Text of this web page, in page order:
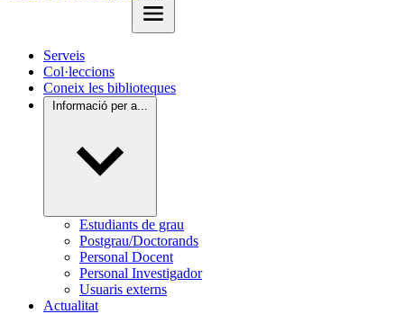
Serveis
Col·leccions
Coneix les biblioteques
Informació per a...
Estudiants de grau
Postgrau/Doctorands
Personal Docent
Personal Investigador
Usuaris externs
Actualitat